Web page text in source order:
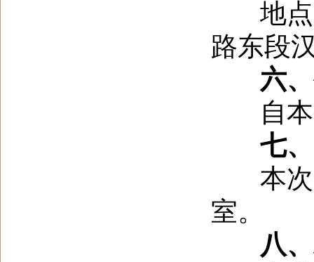
地点
路东段
六、
自本
七、
本次
室。
八、